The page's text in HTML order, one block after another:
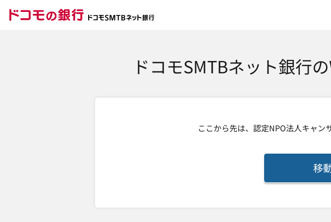
ドコモSMTBネット銀行
ここから先は、 認定NPO法人キャン
移